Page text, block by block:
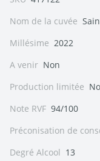
Nom de la cuvée
Millésime 2022
A venir Non
Production limitée
Note RVF 94/100
Préconisation de
Degré Alcool 13